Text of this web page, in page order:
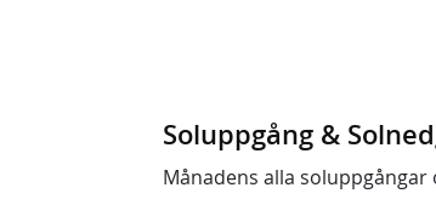
Soluppgång &
Månadens alla